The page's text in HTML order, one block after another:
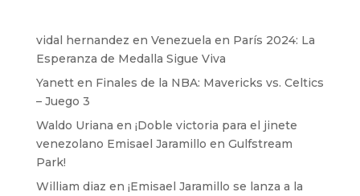
vidal hernandez en Venezuela en París 2024: La
Esperanza de Medalla Sigue Viva
Yanetten Finales de la NBA: Mavericks vs. Celtics
– Juego 3
Waldo Uriana en ¡Doble victoria para el jinete
venezolano Emisael Jaramillo en Gulfstream
Park!
William diaz en ¡Emisael Jaramillo se lanza a la